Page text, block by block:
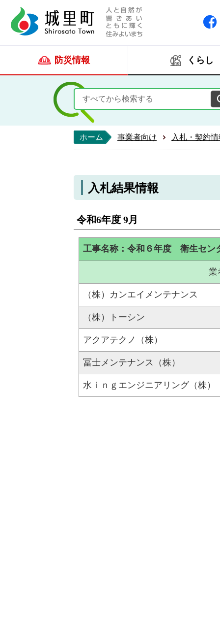
防災情報 くらし
ホーム 事業者向け 入札・契約
入札結果情報
令和6年度 9月
工事名称：令和６年度 衛生セン
業
（株）カンエイメンテナンス
（株）トーシン
アクアテクノ（株）
冨士メンテナンス（株）
水ｉｎｇエンジニアリング（株